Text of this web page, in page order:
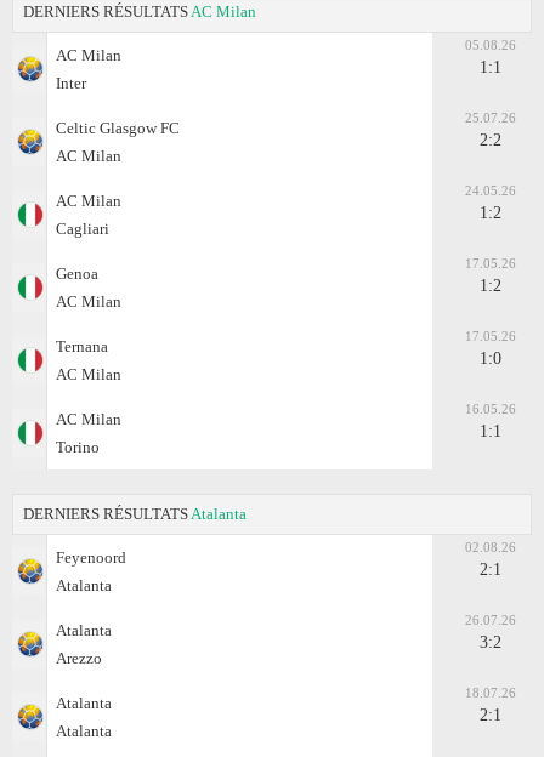
DERNIERS RÉSULTATS AC Milan
AC Milan
Inter
05.08.26
1:1
Celtic Glasgow FC
AC Milan
25.07.26
2:2
AC Milan
Cagliari
24.05.26
1:2
Genoa
AC Milan
17.05.26
1:2
Ternana
AC Milan
17.05.26
1:0
AC Milan
Torino
16.05.26
1:1
DERNIERS RÉSULTATS Atalanta
Feyenoord
Atalanta
02.08.26
2:1
Atalanta
Arezzo
26.07.26
3:2
Atalanta
Atalanta
18.07.26
2:1